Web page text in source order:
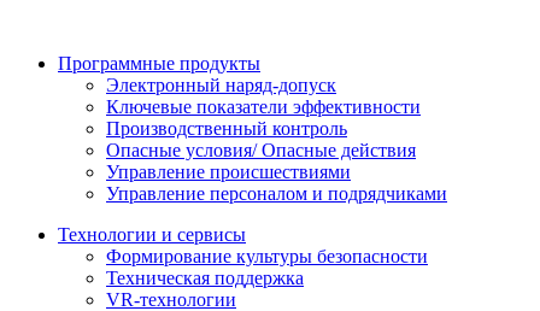
Программные продукты
Электронный наряд-допуск
Ключевые показатели эффективности
Производственный контроль
Опасные условия/ Опасные действия
Управление происшествиями
Управление персоналом и подрядчиками
Технологии и сервисы
Формирование культуры безопасности
Техническая поддержка
VR-технологии